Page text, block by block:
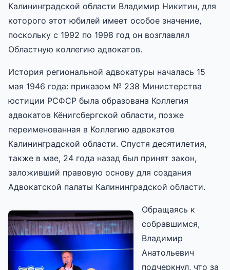
Калининградской области Владимир Никитин, для
которого этот юбилей имеет особое значение,
поскольку с 1992 по 1998 год он возглавлял
Областную коллегию адвокатов.
История региональной адвокатуры началась 15
мая 1946 года: приказом № 238 Министерства
юстиции РСФСР была образована Коллегия
адвокатов Кёнигсбергской области, позже
переименованная в Коллегию адвокатов
Калининградской области. Спустя десятилетия,
также в мае, 24 года назад был принят закон,
заложивший правовую основу для создания
Адвокатской палаты Калининградской области.
Обращаясь к
собравшимся,
Владимир
Анатольевич
подчеркнул, что за